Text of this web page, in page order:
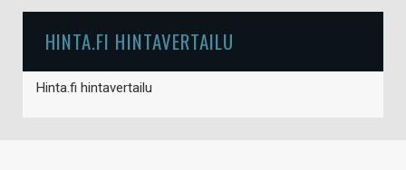
HINTA.FI HINTAVERTAILU
Hinta.fi hintavertailu